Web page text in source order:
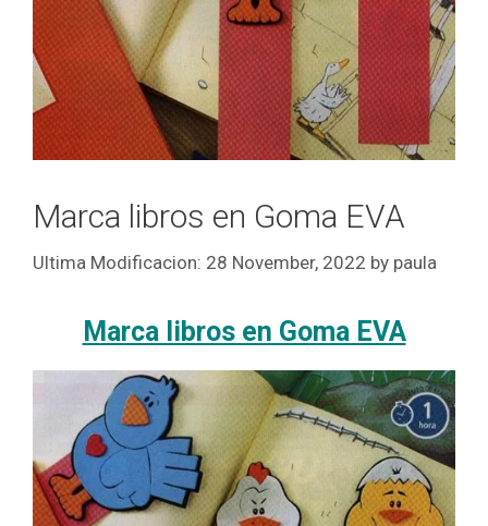
Marca libros en Goma EVA
28 November, 2022 by paula
Marca libros en Goma EVA